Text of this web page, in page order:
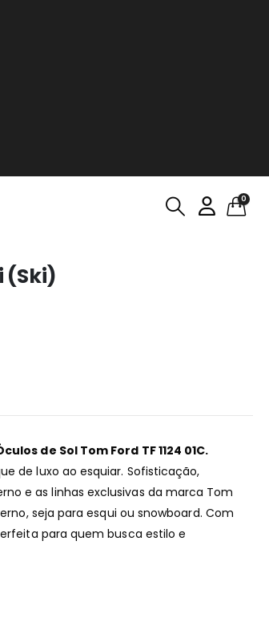
0
(Ski)
de Sol Tom Ford TF 1124 01C.
de luxo ao esquiar. Sofisticação,
e as linhas exclusivas da marca Tom
seja para esqui ou snowboard. Com
para quem busca estilo e